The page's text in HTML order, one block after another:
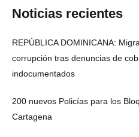
Noticias recientes
REPÚBLICA DOMINICANA:
corrupción tras denuncias de
indocumentados
200 nuevos Policías para los
Cartagena